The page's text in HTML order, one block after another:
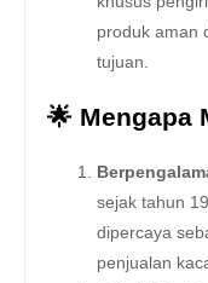
produk aman
tujuan.
🌟 Mengapa
sejak tahun
dipercaya
penjualan